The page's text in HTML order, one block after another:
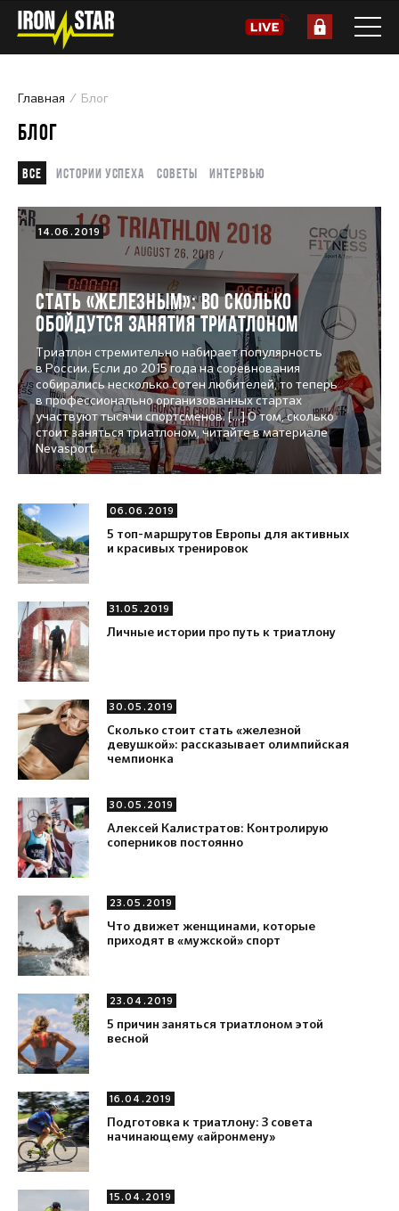
Главная Блог
БЛОГ
Все Истории успеха Советы Интервью
14.06.2019
Стать «железным»: во сколько
обойдутся занятия триатлоном
Триатлон стремительно набирает популярность
в России. Если до 2015 года на соревнования
собирались несколько сотен любителей, то теперь
в профессионально организованных стартах
участвуют тысячи спортсменов. [...] О том, сколько
стоит заняться триатлоном, читайте в материале
Nevasport.
06.06.2019
5 топ-маршрутов Европы для активных
и красивых тренировок
31.05.2019
Личные истории про путь к триатлону
30.05.2019
Сколько стоит стать «железной
девушкой»: рассказывает олимпийская
чемпионка
30.05.2019
Алексей Калистратов: Контролирую
соперников постоянно
23.05.2019
Что движет женщинами, которые
приходят в «мужской» спорт
23.04.2019
5 причин заняться триатлоном этой
весной
16.04.2019
Подготовка к триатлону: 3 совета
начинающему «айронмену»
15.04.2019